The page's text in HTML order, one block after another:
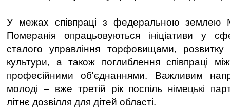
У межах співпраці з федеральною землею
Померанія опрацьовуються ініціативи у
сталого управління торфовищами, розвитку
культури, а також поглиблення співпраці
професійними об'єднаннями. Важливим
молоді – вже третій рік поспіль німецькі
літнє дозвілля для дітей області.